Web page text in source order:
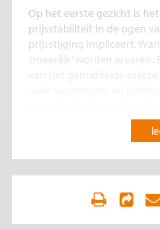
Op het eerste gezicht is
prijsstabiliteit in de ogen
prijsstijging impliceert.
‘oneerlijk’ worden
vermogens, zeker als
Bij een daling van de
Naast prijsstabiliteit
het uitbreken van de
dat het financiële stelsel